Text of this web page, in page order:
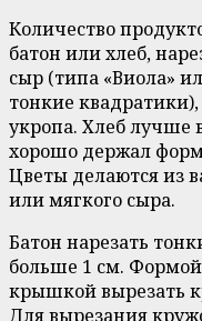
Количество
батон или хлеб,
сыр (типа «Виола»
тонкие
укропа. Хлеб лучше
хорошо держал
Цветы делаются из
или мягкого сыра.
Батон нарезать
больше 1 см.
крышкой вырезать
Для вырезания